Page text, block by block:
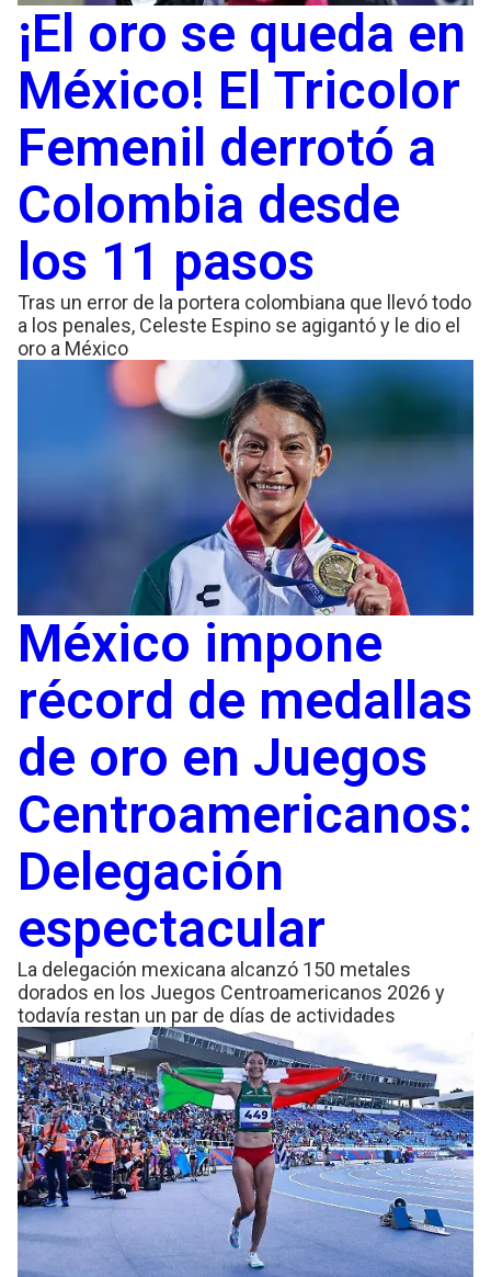
¡El oro se queda en
México! El Tricolor
Femenil derrotó a
Colombia desde
los 11 pasos
Tras un error de la portera colombiana que llevó todo
a los penales, Celeste Espino se agigantó y le dio el
oro a México
México impone
récord de medallas
de oro en Juegos
Centroamericanos:
Delegación
espectacular
La delegación mexicana alcanzó 150 metales
dorados en los Juegos Centroamericanos 2026 y
todavía restan un par de días de actividades